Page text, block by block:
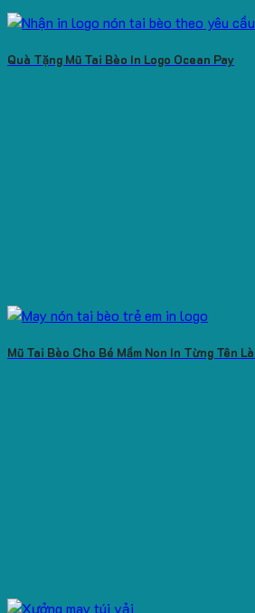
Quà Tặng Mũ Tai Bèo In Logo Ocean Pay
Mũ Tai Bèo Cho Bé Mầm Non In Từng Tên